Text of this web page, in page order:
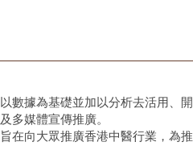
以數據為基礎並加以分析去活用、
及多媒體宣傳推廣。
旨在向大眾推廣香港中醫行業，為